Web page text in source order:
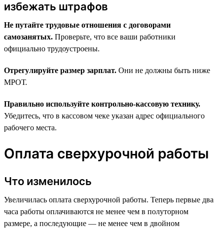
избежать штрафов
Не путайте трудовые отношения с договорами
самозанятых. Проверьте, что все ваши работники
официально трудоустроены.
Отрегулируйте размер зарплат. Они не должны быть ниже
МРОТ.
Правильно используйте контрольно-кассовую технику.
Убедитесь, что в кассовом чеке указан адрес официального
рабочего места.
Оплата сверхурочной работы
Что изменилось
Увеличилась оплата сверхурочной работы. Теперь первые два
часа работы оплачиваются не менее чем в полуторном
размере, а последующие — не менее чем в двойном